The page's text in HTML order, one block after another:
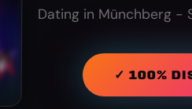
Dating in Münchberg -
✓ 100%